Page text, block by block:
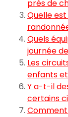
près de
Quelle
Quels
journée
Les
enfants
Y a-t-il
certains